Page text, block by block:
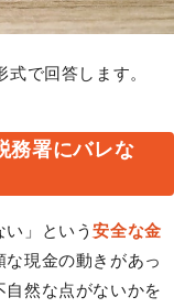
で回答します。
務署にバレな
い」という安全な金
な現金の動きがあっ
然な点がないかを